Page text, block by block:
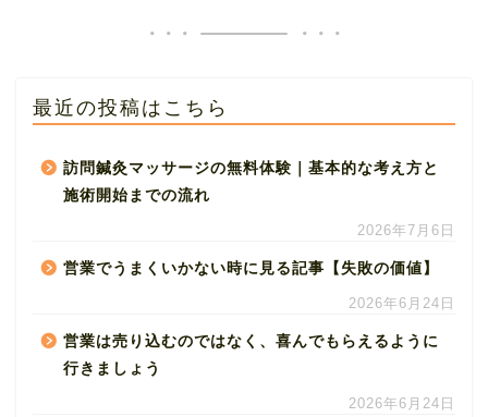
最近の投稿はこちら
訪問鍼灸マッサージの無料体験｜基本的な考え方と
施術開始までの流れ
2026年7月6日
営業でうまくいかない時に見る記事【失敗の価値】
2026年6月24日
営業は売り込むのではなく、喜んでもらえるように
行きましょう
2026年6月24日